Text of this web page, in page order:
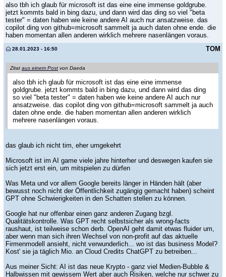
also tbh ich glaub für microsoft ist das eine eine immense goldgrube.
jetzt kommts bald in bing dazu, und dann wird das ding so viel "beta
tester" = daten haben wie keine andere AI auch nur ansatzweise. das
copilot ding von github=microsoft sammelt ja auch daten ohne ende. die
haben momentan allen anderen wirklich mehrere nasenlängen voraus.
TOM
28.01.2023 - 16:50
Zitat aus einem Post von Daeda
also tbh ich glaub für microsoft ist das eine eine immense
goldgrube. jetzt kommts bald in bing dazu, und dann wird das ding
so viel "beta tester" = daten haben wie keine andere AI auch nur
ansatzweise. das copilot ding von github=microsoft sammelt ja auch
daten ohne ende. die haben momentan allen anderen wirklich
mehrere nasenlängen voraus.
das glaub ich nicht tim, eher umgekehrt
Microsoft ist im AI game viele jahre hinterher und deswegen kaufen sie
sich jetzt erst ein, um mitspielen zu dürfen
Was Meta und vor allem Google bereits länger in Händen hält (aber
bewusst noch nicht der Öffentlichkeit zugängig gemacht haben) scheint
GPT ohne Schwierigkeiten in den Schatten stellen zu können.
Google hat nur offenbar einen ganz anderen Zugang bzgl.
Qualitätskontrolle. Was GPT recht selbstsicher als wrong-facts
raushaut, ist teilweise schon derb. OpenAI geht damit etwas fluider um,
aber wenn man sich ihren Wechsel von non-profit auf das aktuelle
Firmenmodell ansieht, nicht verwunderlich... wo ist das business Model?
Kost' sie ja täglich Mio. an Cloud Credits ChatGPT zu betreiben...
Aus meiner Sicht: AI ist das neue Krypto - ganz viel Medien-Bubble &
Halbwissen mit gewissem Wert aber auch Risiken, welche nur schwer zu